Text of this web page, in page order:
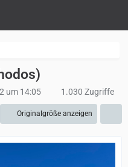
um 14:05 1.030 Zugriffe
Originalgröße anzeigen